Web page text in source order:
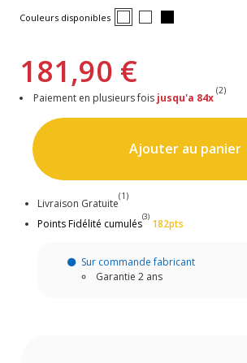
Couleurs disponibles
181,90 €
Paiement en plusieurs fois jusqu'a 84x
(2)
Ajouter au panier
Livraison Gratuite
(1)
Points Fidélité cumulés
(3)
182pts
Sur commande fabricant
Garantie 2 ans